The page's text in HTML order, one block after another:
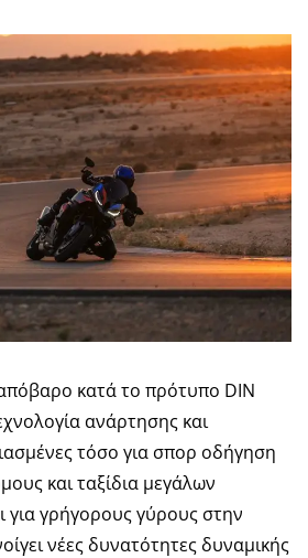
κατά το πρότυπο DIN
ανάρτησης και
τόσο για σπορ οδήγηση
και ταξίδια μεγάλων
γρήγορους γύρους στην
νέες δυνατότητες δυναμικής